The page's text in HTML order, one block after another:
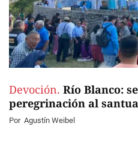
Devoción. Río Blanco:
peregrinación al
Por Agustín Weibel